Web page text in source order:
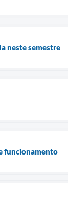
neste semestre
funcionamento